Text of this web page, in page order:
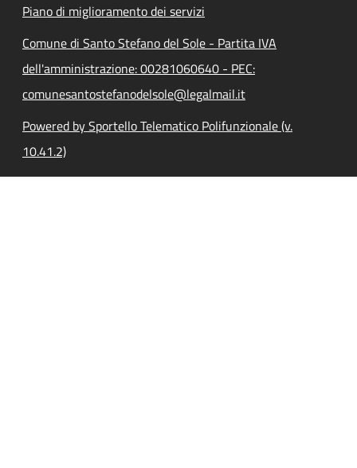
Piano di miglioramento dei servizi
Comune di Santo Stefano del Sole - Partita IVA
dell'amministrazione: 00281060640 - PEC:
comunesantostefanodelsole@legalmail.it
Powered by Sportello Telematico Polifunzionale (v.
10.41.2)